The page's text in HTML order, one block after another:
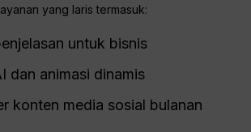
yang laris termasuk:
untuk bisnis
dan animasi dinamis
konten media sosial bulanan